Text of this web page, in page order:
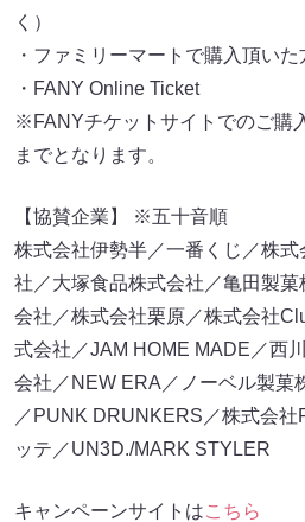
く）
・ファミリーマートで購入頂いた
・FANY Online Ticket
※FANYチケットサイトでのご購
までとなります。
【協賛企業】 ※五十音順
株式会社伊勢半／一番くじ／株
社／大塚食品株式会社／亀田製
会社／株式会社栗原／株式会社
式会社／JAM HOME MADE／西
会社／NEW ERA／ノーベル製菓
／PUNK DRUNKERS／株式会社
ッテ／UN3D./MARK STYLER
キャンペーンサイトはこちら